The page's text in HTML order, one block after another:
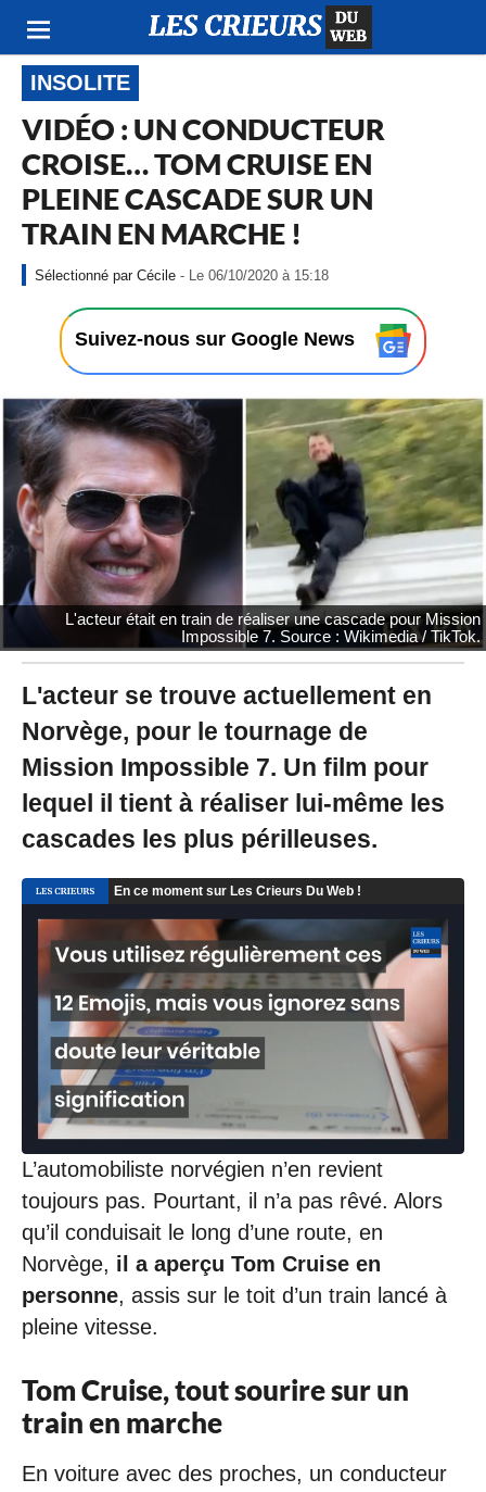
INSOLITE
VIDÉO : UN CONDUCTEUR
CROISE… TOM CRUISE EN
PLEINE CASCADE SUR UN
TRAIN EN MARCHE !
Cécile - Le 06/10/2020 à 15:18
0
/
1
0
/
2
0
à
1
5
:
1
8
Suivez-nous sur Google News
L'acteur était en train de réaliser une cascade pour Mission
Impossible 7. Source : Wikimedia / TikTok.
L'acteur se trouve actuellement en
Norvège, pour le tournage de
Mission Impossible 7. Un film pour
lequel il tient à réaliser lui-même les
cascades les plus périlleuses.
L’automobiliste norvégien n’en revient
toujours pas. Pourtant, il n’a pas rêvé. Alors
qu’il conduisait le long d’une route, en
Norvège, il a aperçu Tom Cruise en
personne, assis sur le toit d’un train lancé à
pleine vitesse.
Tom Cruise, tout sourire sur un
train en marche
En voiture avec des proches, un conducteur